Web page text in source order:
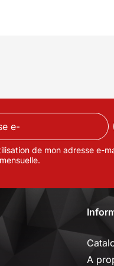
de mon adresse e-
A